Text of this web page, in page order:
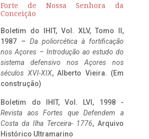
Forte de Nossa Senhora da
Conceição
Boletim do IHIT, Vol. XLV, Tomo II,
1987 – Da poliorcética à fortificação
nos Açores – Introdução ao estudo do
sistema defensivo nos Açores nos
séculos XVI-XIX, Alberto Vieira. (Em
construção)
Boletim do IHIT, Vol. LVI, 1998 -
Revista aos Fortes que Defendem a
Costa da Ilha Terceira- 1776, Arquivo
Histórico Ultramarino